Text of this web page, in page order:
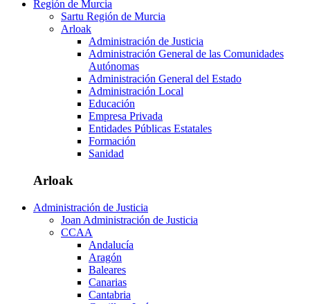
Región de Murcia
Sartu Región de Murcia
Arloak
Administración de Justicia
Administración General de las Comunidades
Autónomas
Administración General del Estado
Administración Local
Educación
Empresa Privada
Entidades Públicas Estatales
Formación
Sanidad
Arloak
Administración de Justicia
Joan Administración de Justicia
CCAA
Andalucía
Aragón
Baleares
Canarias
Cantabria